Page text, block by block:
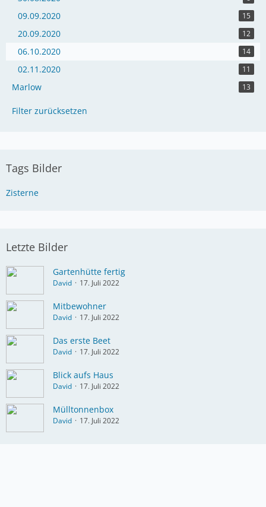
09.09.2020 15
20.09.2020 12
06.10.2020 14
02.11.2020 11
Marlow 13
Filter zurücksetzen
Tags Bilder
Zisterne
Letzte Bilder
Gartenhütte fertig
David 17. Juli 2022
Mitbewohner
David 17. Juli 2022
Das erste Beet
David 17. Juli 2022
Blick aufs Haus
David 17. Juli 2022
Mülltonnenbox
David 17. Juli 2022